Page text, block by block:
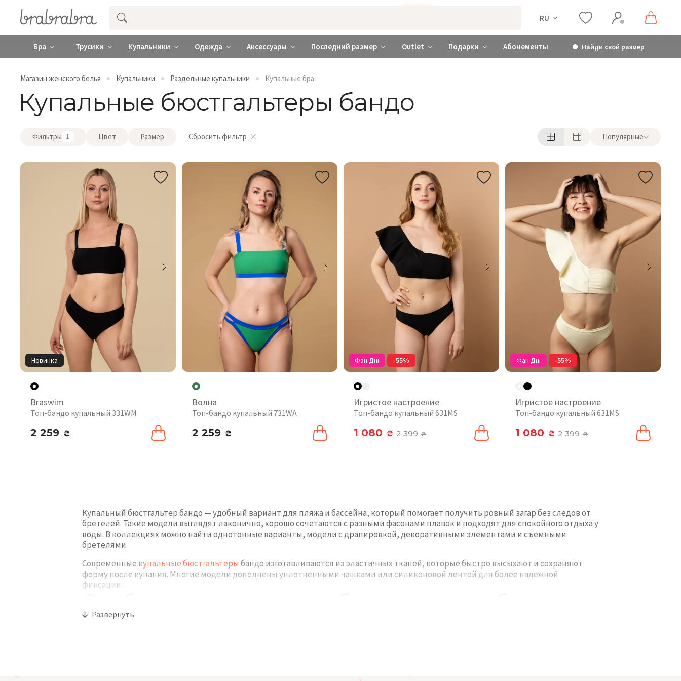
Купить нижнее женское белье ❤️ brabrabra ❤️ Киев и Украина RU
Бра Трусики Купальники Одежда Аксессуары Последний размер Outlet Подарки Абонементы Найди свой размер
Магазин женского белья Купальники Раздельные купальники Купальные бра
Купальные бюстгальтеры бандо
Фильтры 1 Цвет Размер Сбросить фильтр Популярные
Новинка
Braswim
Топ-бандо купальный 331WM
2 259 ₴
Волна
Топ-бандо купальный 731WA
2 259 ₴
Фан Дні -55%
Игристое настроение
Топ-бандо купальный 631MS
1 080 ₴ 2 399₴
Фан Дні -55%
Игристое настроение
Топ-бандо купальный 631MS
1 080 ₴ 2 399₴
Купальный бюстгальтер бандо — удобный вариант для пляжа и бассейна, который помогает получить ровный загар без следов от
бретелей. Такие модели выглядят лаконично, хорошо сочетаются с разными фасонами плавок и подходят для спокойного отдыха у
воды. В коллекциях можно найти однотонные варианты, модели с драпировкой, декоративными элементами и съемными
бретелями.
Современные купальные бюстгальтеры бандо изготавливаются из эластичных тканей, которые быстро высыхают и сохраняют
форму после купания. Многие модели дополнены уплотненными чашками или силиконовой лентой для более надежной
фиксации.
Развернуть